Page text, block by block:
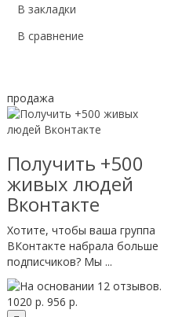
В закладки
В сравнение
продажа
Получить +500
живых людей
Вконтакте
Хотите, чтобы ваша группа
ВКонтакте набрала больше
подписчиков? Мы ...
1020 р. 956 р.